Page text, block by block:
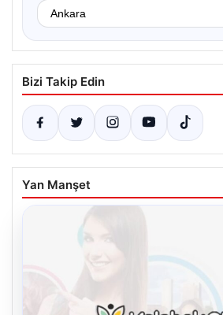
Bizi Takip Edin
Yan Manşet